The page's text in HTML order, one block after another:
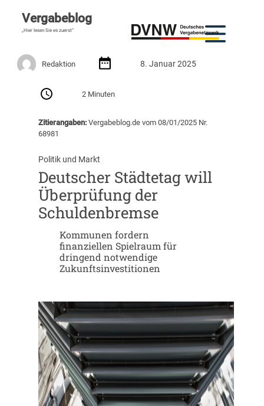
Vergabeblog
„Hier lesen Sie es zuerst“
Redaktion 8. Januar 2025
2 Minuten
Zitierangaben:Vergabeblog.de vom 08/01/2025 Nr.
68981
Politik und Markt
Deutscher Städtetag will
Überprüfung der
Schuldenbremse
Kommunen fordern
finanziellen Spielraum für
dringend notwendige
Zukunftsinvestitionen